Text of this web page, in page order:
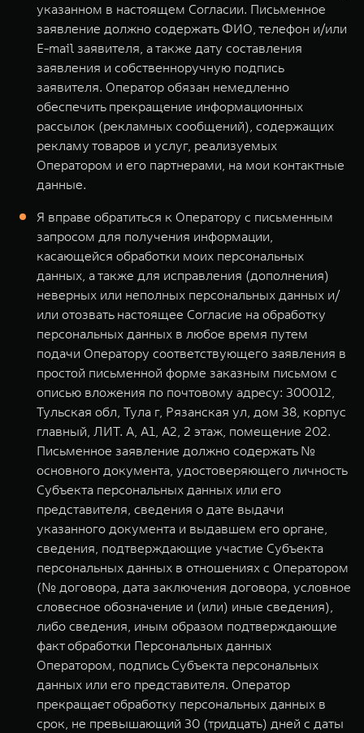
указанном в настоящем Согласии. Письменное
заявление должно содержать ФИО, телефон и/или
E-mail заявителя, а также дату составления
заявления и собственноручную подпись
заявителя. Оператор обязан немедленно
обеспечить прекращение информационных
рассылок (рекламных сообщений), содержащих
рекламу товаров и услуг, реализуемых
Оператором и его партнерами, на мои контактные
данные.
Я вправе обратиться к Оператору с письменным
запросом для получения информации,
касающейся обработки моих персональных
данных, а также для исправления (дополнения)
неверных или неполных персональных данных и/
или отозвать настоящее Согласие на обработку
персональных данных в любое время путем
подачи Оператору соответствующего заявления в
простой письменной форме заказным письмом с
описью вложения по почтовому адресу: 300012,
Тульская обл, Тула г, Рязанская ул, дом 38, корпус
главный, ЛИТ. А, А1, А2, 2 этаж, помещение 202.
Письменное заявление должно содержать №
основного документа, удостоверяющего личность
Субъекта персональных данных или его
представителя, сведения о дате выдачи
указанного документа и выдавшем его органе,
сведения, подтверждающие участие Субъекта
персональных данных в отношениях с Оператором
(№ договора, дата заключения договора, условное
словесное обозначение и (или) иные сведения),
либо сведения, иным образом подтверждающие
факт обработки Персональных данных
Оператором, подпись Субъекта персональных
данных или его представителя. Оператор
прекращает обработку персональных данных в
срок, не превышающий 30 (тридцать) дней с даты